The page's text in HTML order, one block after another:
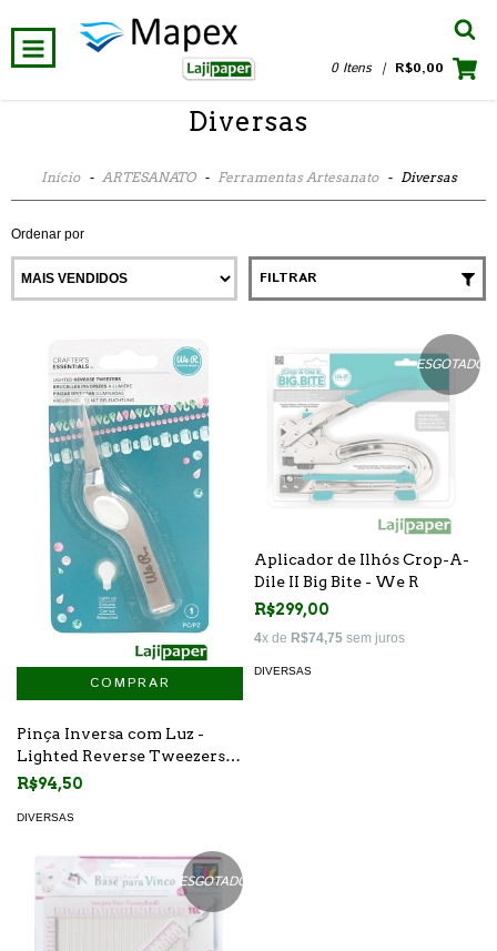
0 Itens | R$0,00
Diversas
Início - ARTESANATO - Ferramentas Artesanato - Diversas
Ordenar por
FILTRAR
Pinça Inversa com Luz -
Lighted Reverse Tweezers
We R
R$94,50
DIVERSAS
ESGOTADO
Aplicador de Ilhós Crop-A-
Dile II Big Bite - We R
R$299,00
4x de R$74,75 sem juros
DIVERSAS
ESGOTADO